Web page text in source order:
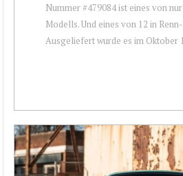
Nummer #479084 ist eines von
Modells. Und eines von 12 in
Ausgeliefert wurde es im Oktober